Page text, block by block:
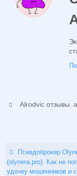
Alrodvic отзывы,
Псевдоброкер
(olynera.pro). Как не
удочку мошенников и